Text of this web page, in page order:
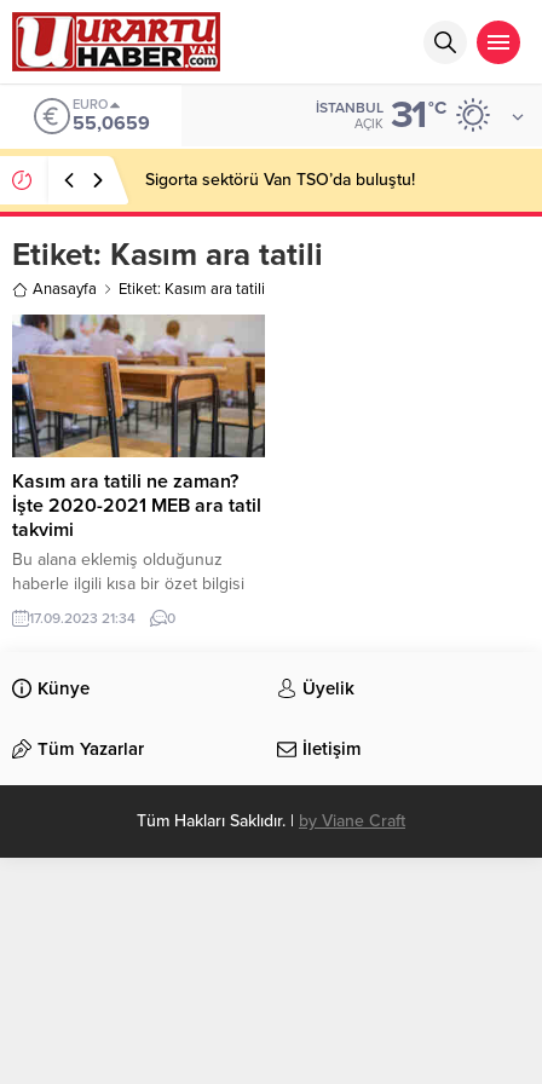
EURO
55,0659
İSTANBUL
AÇIK 31°C
Sigorta sektörü Van TSO’da buluştu!
Etiket: Kasım ara tatili
Anasayfa Etiket: Kasım ara tatili
Kasım ara tatili ne zaman?
İşte 2020-2021 MEB ara tatil
takvimi
Bu alana eklemiş olduğunuz
haberle ilgili kısa bir özet bilgisi
ekleyebilirsiniz. Bu metin yazı
düzenleme sayfasında “Özet”
eklenmişse başlık altında kalın
olarak bu şekilde gösterilir,
17.09.2023 21:34 0
Künye Üyelik
Tüm Yazarlar İletişim
Tüm Hakları Saklıdır. | by Viane Craft